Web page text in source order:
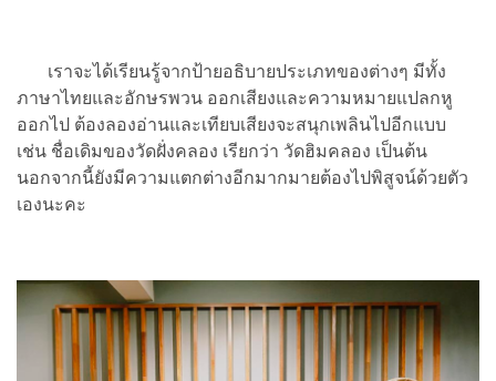
เราจะได้เรียนรู้จากป้ายอธิบายประเภทของต่างๆ มีทั้ง
ภาษาไทยและอักษรพวน ออกเสียงและความหมายแปลกหู
ออกไป ต้องลองอ่านและเทียบเสียงจะสนุกเพลินไปอีกแบบ
เช่น ชื่อเดิมของวัดฝั่งคลอง เรียกว่า วัดฮิมคลอง เป็นต้น
นอกจากนี้ยังมีความแตกต่างอีกมากมายต้องไปพิสูจน์ด้วยตัว
เองนะคะ